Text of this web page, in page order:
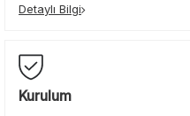
Detaylı Bilgi
Kurulum